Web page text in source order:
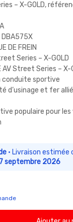
– X-GOLD,
DE FREIN
Series – X-GOLD
AV Street Series – X-
conduite sportive
d’usinage et fer
populaire pour
· Livraison estimée
septembre 2026